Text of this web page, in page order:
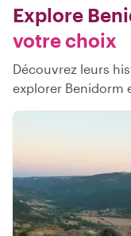
Explore
votre choix
Découvrez leurs
explorer Benidorm